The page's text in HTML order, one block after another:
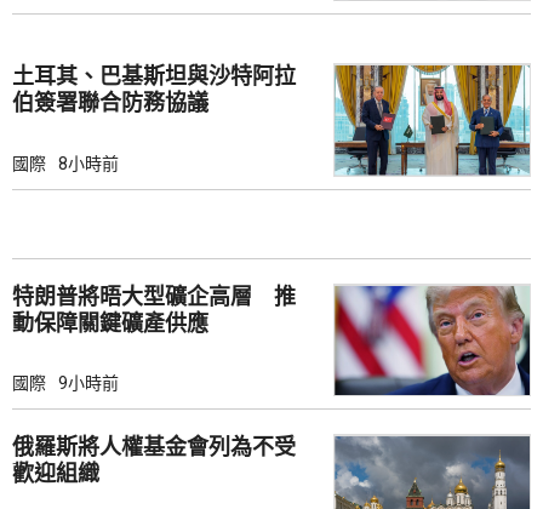
土耳其、巴基斯坦與沙特阿拉
伯簽署聯合防務協議
國際 8小時前
特朗普將晤大型礦企高層 推
動保障關鍵礦產供應
國際 9小時前
俄羅斯將人權基金會列為不受
歡迎組織